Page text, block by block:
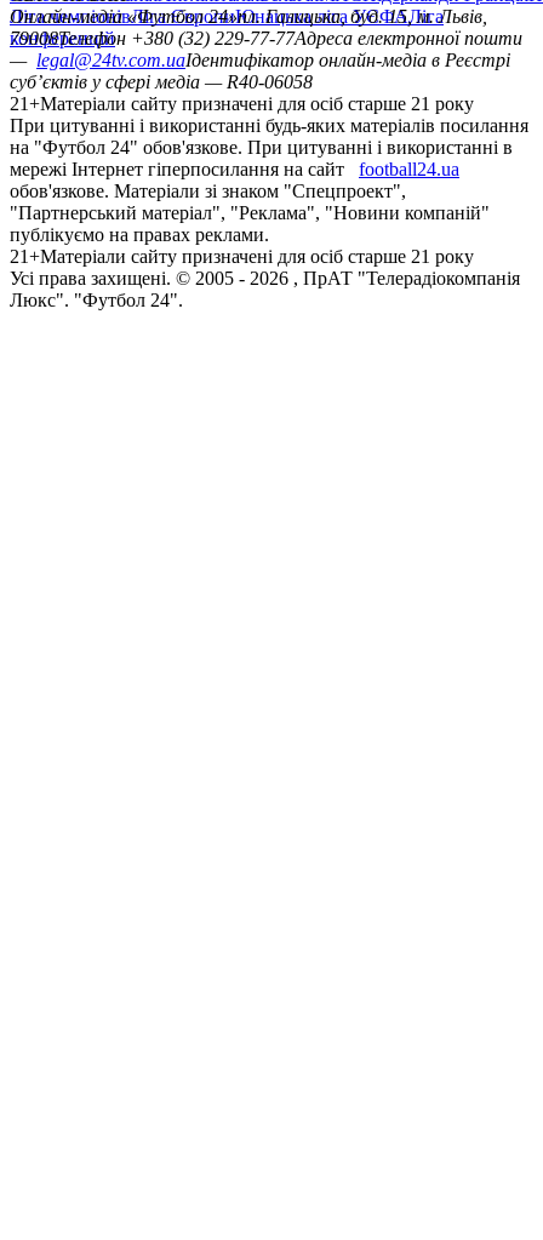
Ліга чемпіонівЛіга ЄвропиЮнацька ліга УЄФАЛіга
конференцій
Онлайн-медіа «Футбол 24»пл. Галицька, буд. 15, м. Львів,
79008Телефон +380 (32) 229-77-77Адреса електронної пошти
— legal@24tv.com.uaІдентифікатор онлайн-медіа в Реєстрі
суб’єктів у сфері медіа — R40-06058
21+Матеріали сайту призначені для осіб старше 21 року
При цитуванні і використанні будь-яких матеріалів посилання
на "Футбол 24" обов'язкове. При цитуванні і використанні в
мережі Інтернет гіперпосилання на сайт
football24.ua
обов'язкове. Матеріали зі знаком "Спецпроект",
"Партнерський матеріал", "Реклама", "Новини компаній"
публікуємо на правах реклами.
21+Матеріали сайту призначені для осіб старше 21 року
Усi права захищенi. © 2005 - 2026 , ПрАТ "Телерадіокомпанія
Люкс". "Футбол 24".